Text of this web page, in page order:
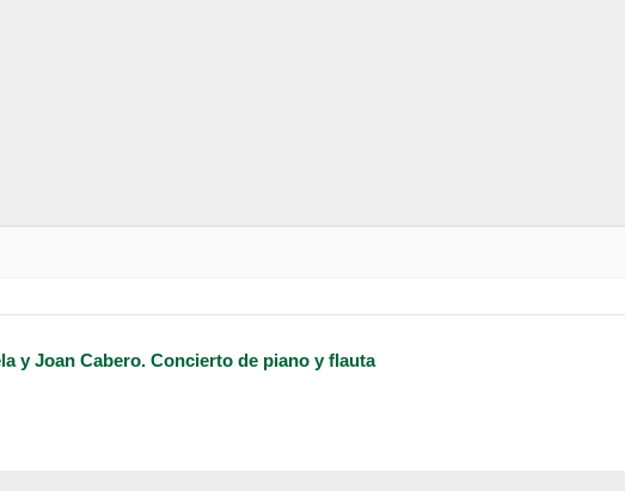
y Joan Cabero. Concierto de piano y flauta